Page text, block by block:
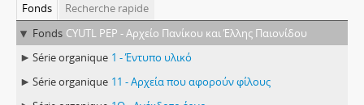
Fonds
Recherche rapide
Fonds CYUTL PEP - Αρχείο Πανίκου και Έλλης Παιονίδου
Série organique 1 - Έντυπο υλικό
Série organique 11 - Αρχεία που αφορούν φίλους